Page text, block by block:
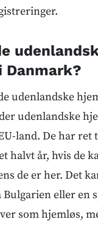
Danmark?
udenlandske
udenlandske
land. De har ret
halvt år, hvis de
de er her. Det
eller en
som hjemløs,